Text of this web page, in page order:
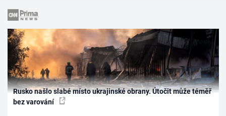
Rusko našlo slabé místo ukrajinské obrany. Útočit může téměř
bez varování